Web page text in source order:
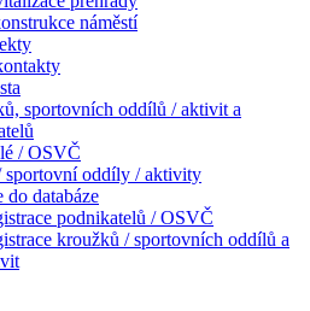
náměstí
sportovních oddílů / aktivit a
/ OSVČ
oddíly / aktivity
do databáze
podnikatelů / OSVČ
kroužků / sportovních oddílů a